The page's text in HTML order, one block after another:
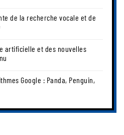
de la recherche vocale et de
artificielle et des nouvelles
Google : Panda, Penguin,